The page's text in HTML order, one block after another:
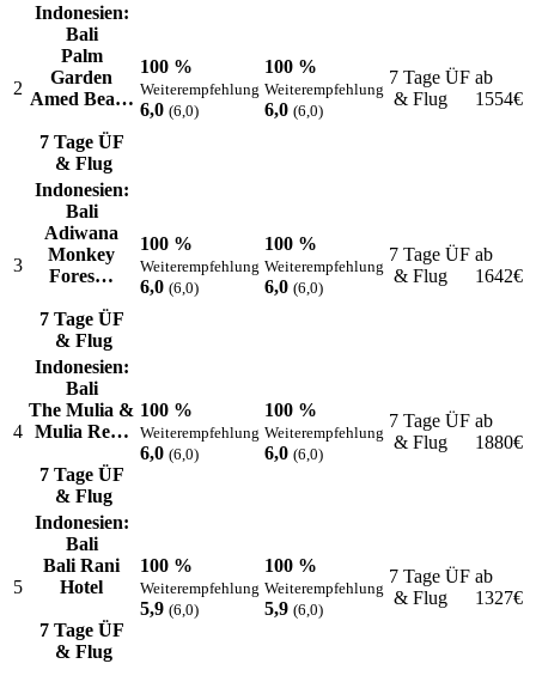
2
Indonesien:
Bali
Palm
Garden
Amed Bea…
7 Tage ÜF
& Flug
100 %
Weiterempfehlung
6,0 (6,0)
100 %
Weiterempfehlung
6,0 (6,0)
7 Tage ÜF
& Flug
ab
1554€
3
Indonesien:
Bali
Adiwana
Monkey
Fores…
7 Tage ÜF
& Flug
100 %
Weiterempfehlung
6,0 (6,0)
100 %
Weiterempfehlung
6,0 (6,0)
7 Tage ÜF
& Flug
ab
1642€
4
Indonesien:
Bali
The Mulia &
Mulia Re…
7 Tage ÜF
& Flug
100 %
Weiterempfehlung
6,0 (6,0)
100 %
Weiterempfehlung
6,0 (6,0)
7 Tage ÜF
& Flug
ab
1880€
5
Indonesien:
Bali
Bali Rani
Hotel
7 Tage ÜF
& Flug
100 %
Weiterempfehlung
5,9 (6,0)
100 %
Weiterempfehlung
5,9 (6,0)
7 Tage ÜF
& Flug
ab
1327€